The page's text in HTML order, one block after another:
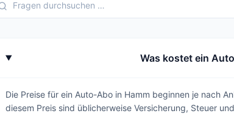
Was kostet ein
Die Preise für ein Auto-Abo in Hamm beginnen je nach
diesem Preis sind üblicherweise Versicherung, Steuer